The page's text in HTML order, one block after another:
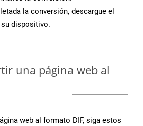
la conversión, descargue el
su dispositivo.
una página web al
web al formato DIF, siga estos